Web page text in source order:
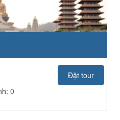
Đặt tour
0